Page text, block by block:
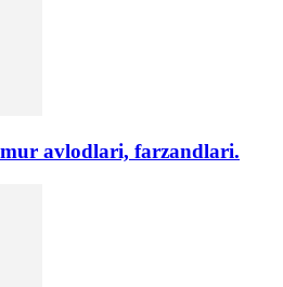
avlodlari, farzandlari.